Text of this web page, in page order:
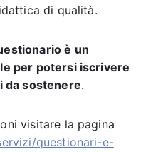
di qualità.
è un
per potersi iscrivere
da sostenere.
visitare la pagina
questionari-e-